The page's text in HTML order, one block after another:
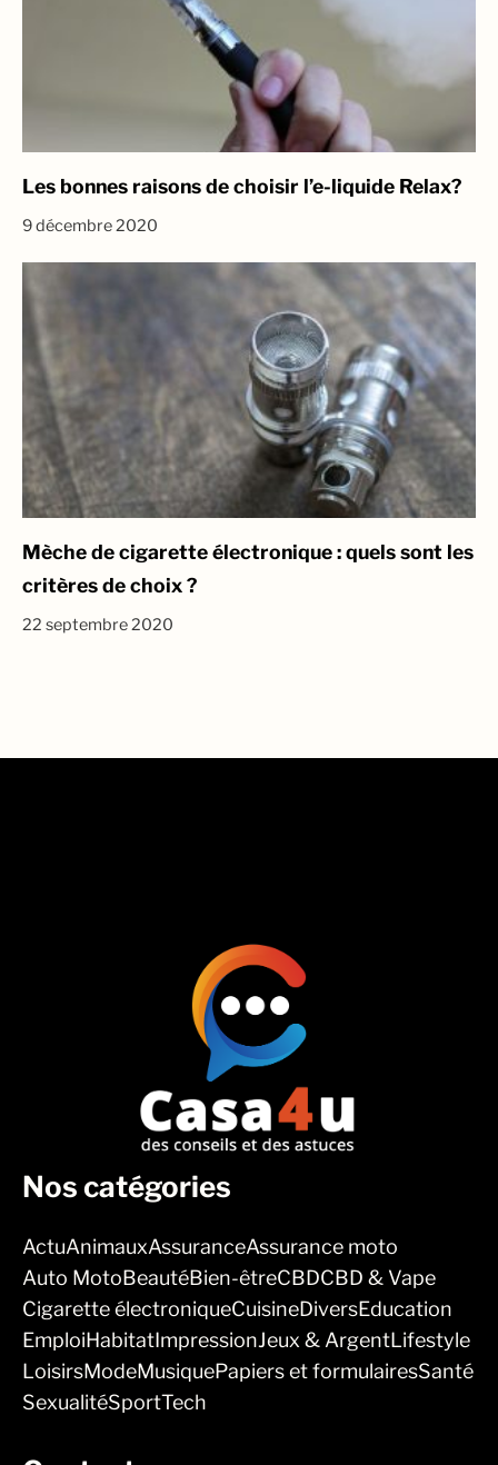
Les bonnes raisons de choisir l’e-liquide Relax?
9 décembre 2020
Mèche de cigarette électronique : quels sont les
critères de choix ?
22 septembre 2020
Nos catégories
ActuAnimauxAssuranceAssurance moto
Auto MotoBeautéBien-êtreCBDCBD & Vape
Cigarette électroniqueCuisineDiversEducation
EmploiHabitatImpressionJeux & ArgentLifestyle
LoisirsModeMusiquePapiers et formulairesSanté
SexualitéSportTech